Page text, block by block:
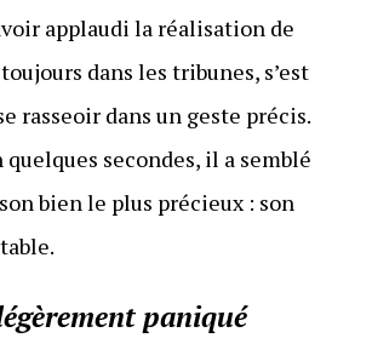
applaudi la réalisation de
dans les tribunes, s’est
rasseoir dans un geste précis.
quelques secondes, il a semblé
bien le plus précieux : son
paniqué